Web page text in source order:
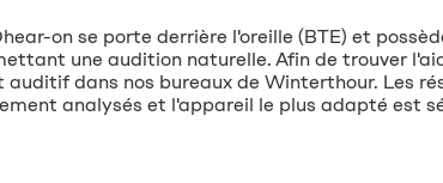
on se porte derrière l'oreille (BTE) et
une audition naturelle. Afin de trouver
auditif dans nos bureaux de Winterthour. Les
analysés et l'appareil le plus adapté est